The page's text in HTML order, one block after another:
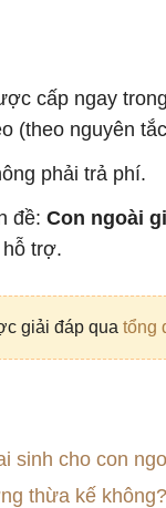
cấp ngay
(theo nguyên
phải trả phí.
đề: Con ngoài
trợ.
giải đáp qua tổng
sinh cho con
thừa kế không?